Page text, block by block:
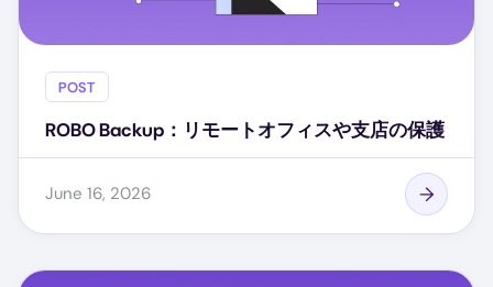
POST
ROBO Backup：リモートオフィスや支店の保護
June 16, 2026